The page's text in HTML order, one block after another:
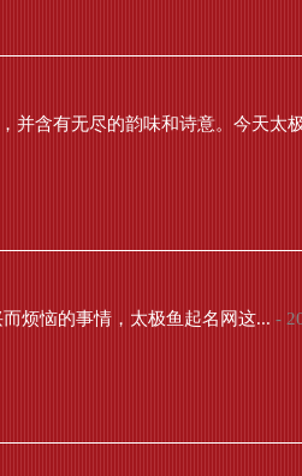
并含有无尽的韵味和诗意。今天太
烦恼的事情，太极鱼起名网这... -